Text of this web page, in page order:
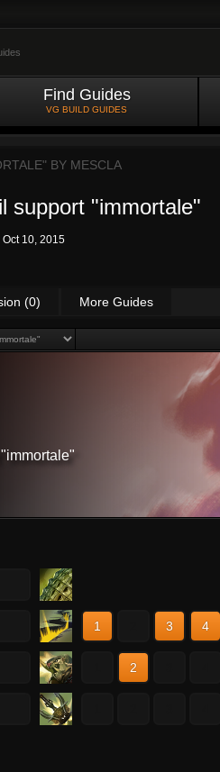
Find Guides
VG BUILD GUIDES
BY MESCLA
support "immortale"
Oct 10, 2015
(0) More Guides
1 3 4
2